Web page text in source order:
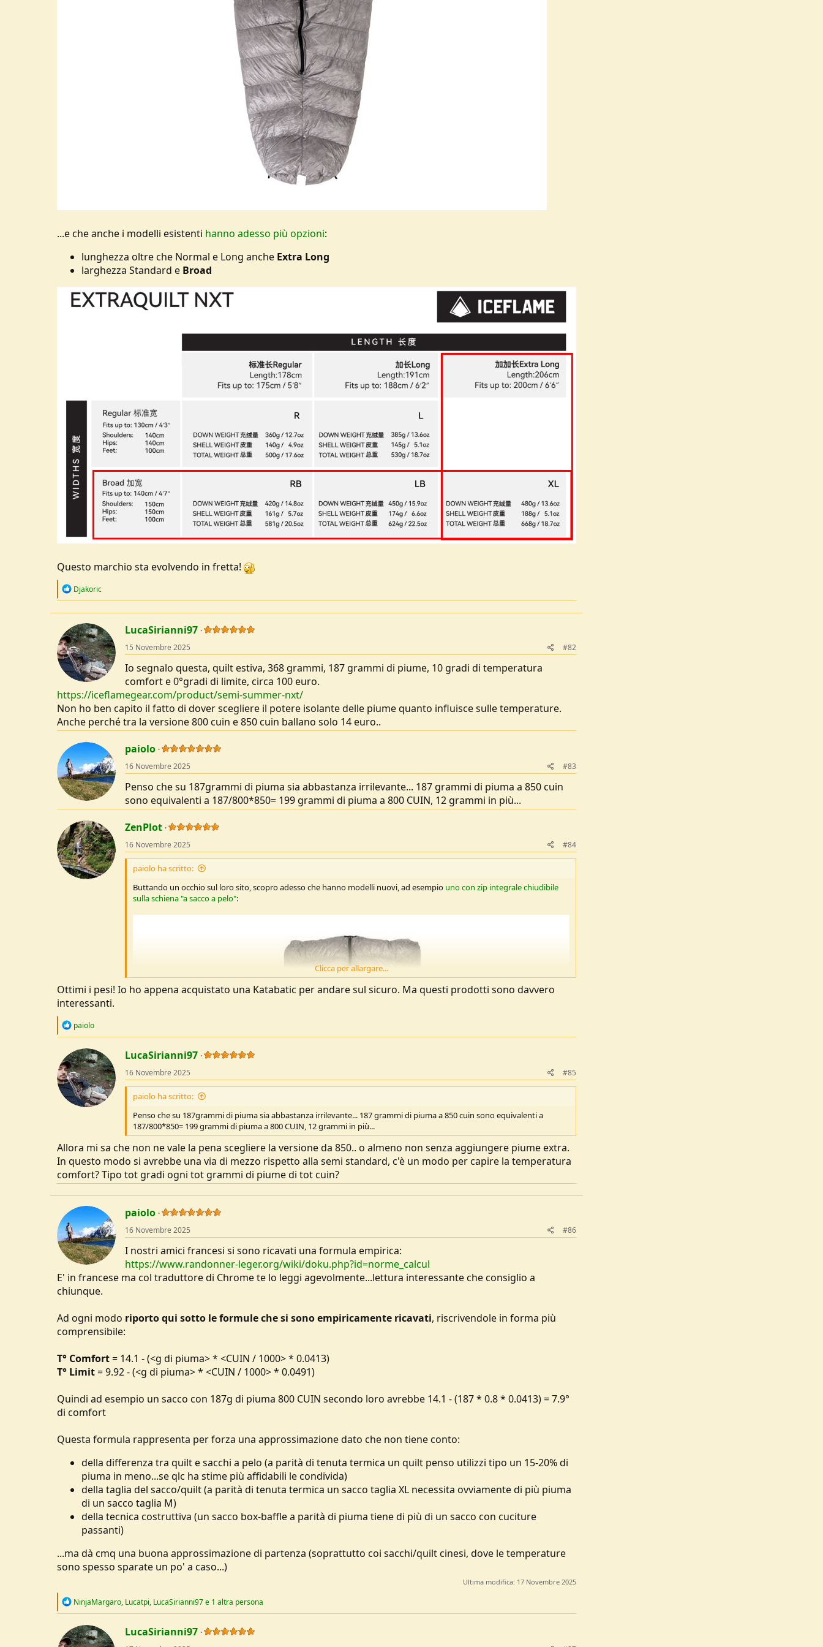
...e che anche i modelli esistenti hanno adesso più opzioni:
lunghezza oltre che Normal e Long anche Extra Long
larghezza Standard e Broad
Questo marchio sta evolvendo in fretta!
R
t
i
o
n
s
:
Djakoric
LucaSirianni97
15 Novembre 2025 #82
Io segnalo questa, quilt estiva, 368 grammi, 187 grammi di piume, 10 gradi di temperatura
comfort e 0°gradi di limite, circa 100 euro.
https://iceflamegear.com/product/semi-summer-nxt/
Non ho ben capito il fatto di dover scegliere il potere isolante delle piume quanto influisce sulle temperature.
Anche perché tra la versione 800 cuin e 850 cuin ballano solo 14 euro..
paiolo
16 Novembre 2025 #83
Penso che su 187grammi di piuma sia abbastanza irrilevante... 187 grammi di piuma a 850 cuin
sono equivalenti a 187/800*850= 199 grammi di piuma a 800 CUIN, 12 grammi in più...
ZenPlot
16 Novembre 2025 #84
paiolo ha scritto:
Buttando un occhio sul loro sito, scopro adesso che hanno modelli nuovi, ad esempio uno con zip integrale chiudibile
sulla schiena "a sacco a pelo":
...e che anche i modelli esistentihanno adesso più opzioni
larghezza Standard eBroad
Questo marchio sta evolvendo in fretta!
Clicca per allargare...
Ottimi i pesi! Io ho appena acquistato una Katabatic per andare sul sicuro. Ma questi prodotti sono davvero
interessanti.
R
c
t
i
o
n
s
paiolo
LucaSirianni97
16 Novembre 2025 #85
paiolo ha scritto:
Penso che su 187grammi di piuma sia abbastanza irrilevante... 187 grammi di piuma a 850 cuin sono equivalenti a
187/800*850= 199 grammi di piuma a 800 CUIN, 12 grammi in più...
Allora mi sa che non ne vale la pena scegliere la versione da 850.. o almeno non senza aggiungere piume extra.
In questo modo si avrebbe una via di mezzo rispetto alla semi standard, c'è un modo per capire la temperatura
comfort? Tipo tot gradi ogni tot grammi di piume di tot cuin?
paiolo
16 Novembre 2025 #86
I nostri amici francesi si sono ricavati una formula empirica:
https://www.randonner-leger.org/wiki/doku.php?id=norme_calcul
E' in francese ma col traduttore di Chrome te lo leggi agevolmente...lettura interessante che consiglio a
chiunque.
Ad ogni modo riporto qui sotto le formule che si sono empiricamente ricavati, riscrivendole in forma più
comprensibile:
T° Comfort= 14.1 - (<g di piuma> * <CUIN / 1000> * 0.0413)
T° Limit= 9.92 - (<g di piuma> * <CUIN / 1000> * 0.0491)
Quindi ad esempio un sacco con 187g di piuma 800 CUIN secondo loro avrebbe 14.1 - (187 * 0.8 * 0.0413) = 7.9°
di comfort
Questa formula rappresenta per forza una approssimazione dato che non tiene conto:
della differenza tra quilt e sacchi a pelo (a parità di tenuta termica un quilt penso utilizzi tipo un 15-20% di
piuma in meno...se qlc ha stime più affidabili le condivida)
della taglia del sacco/quilt (a parità di tenuta termica un sacco taglia XL necessita ovviamente di più piuma
di un sacco taglia M)
della tecnica costruttiva (un sacco box-baffle a parità di piuma tiene di più di un sacco con cuciture
passanti)
...ma dà cmq una buona approssimazione di partenza (soprattutto coi sacchi/quilt cinesi, dove le temperature
sono spesso sparate un po' a caso...)
Ultima modifica: 17 Novembre 2025
R
c
t
NinjaMargaro, Lucatpi, LucaSirianni97e 1 altra persona
LucaSirianni97